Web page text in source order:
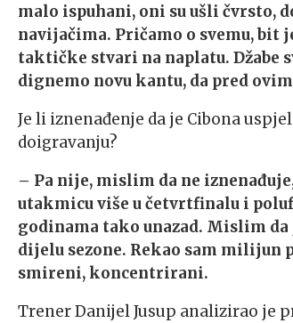
malo ispuhani, oni su ušli čvrsto,
navijačima. Pričamo o svemu, bit
taktičke stvari na naplatu. Džabe
dignemo novu kantu, da pred
Je li iznenađenje da je Cibona
doigravanju?
– Pa nije, mislim da ne
utakmicu više u četvrtfinalu i
godinama tako unazad. Mislim da
dijelu sezone. Rekao sam milijun
smireni, koncentrirani.
Trener Danijel Jusup analizirao